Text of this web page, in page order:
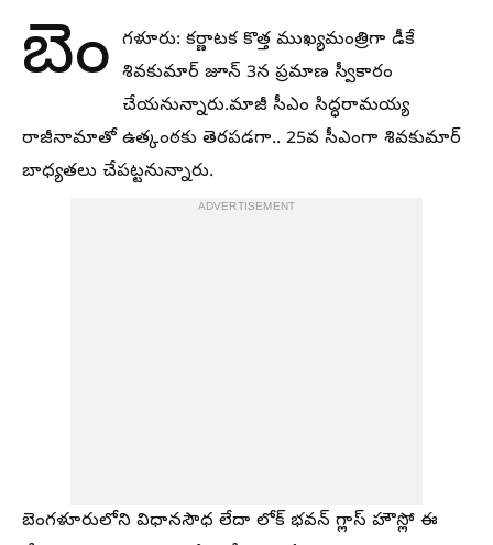
బెం గళూరు: కర్ణాటక కొత్త ముఖ్యమంత్రిగా డీకే
శివకుమార్ జూన్ 3న ప్రమాణ స్వీకారం
చేయనున్నారు.మాజీ సీఎం సిద్ధరామయ్య
రాజీనామాతో ఉత్కంఠకు తెరపడగా.. 25వ సీఎంగా శివకుమార్
బాధ్యతలు చేపట్టనున్నారు.
ADVERTISEMENT
బెంగళూరులోని విధానసౌధ లేదా లోక్ భవన్ గ్లాస్ హౌస్లో ఈ